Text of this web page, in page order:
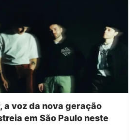
a voz da nova geração
em São Paulo neste